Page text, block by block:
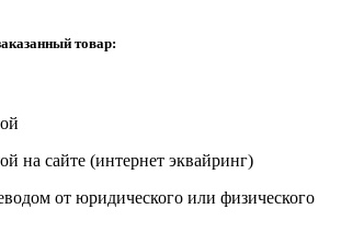
товар:
на сайте (интернет эквайринг)
от юридического или физического